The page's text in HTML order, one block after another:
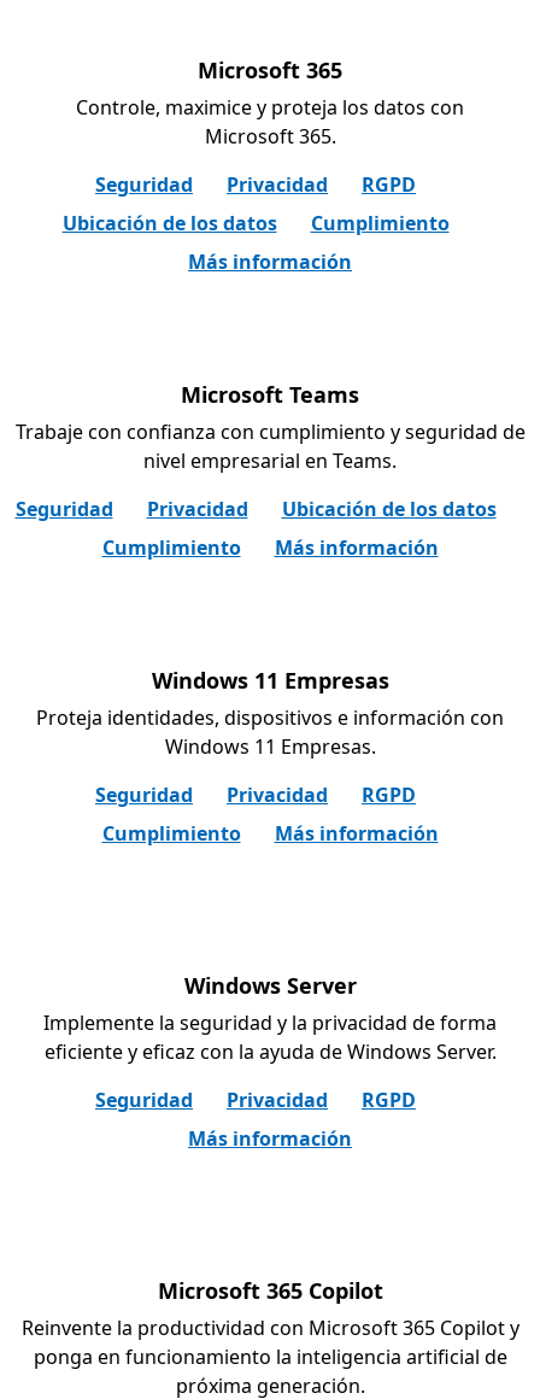
Microsoft 365
Controle, maximice y proteja los datos con
Microsoft 365.
Seguridad
Privacidad
RGPD
Ubicación de los datos
Cumplimiento
Más información
Microsoft Teams
Trabaje con confianza con cumplimiento y seguridad de
nivel empresarial en Teams.
Seguridad
Privacidad
Ubicación de los datos
Cumplimiento
Más información
Windows 11 Empresas
Proteja identidades, dispositivos e información con
Windows 11 Empresas.
Seguridad
Privacidad
RGPD
Cumplimiento
Más información
Windows Server
Implemente la seguridad y la privacidad de forma
eficiente y eficaz con la ayuda de Windows Server.
Seguridad
Privacidad
RGPD
Más información
Microsoft 365 Copilot
Reinvente la productividad con Microsoft 365 Copilot y
ponga en funcionamiento la inteligencia artificial de
próxima generación.